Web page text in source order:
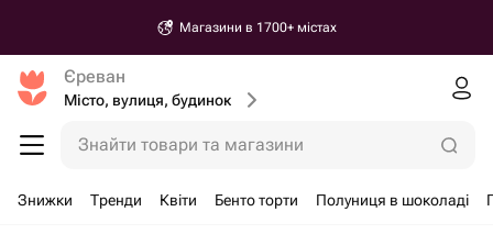
Магазини в 1700+ містах
Єреван
Місто, вулиця, будинок
Знайти товари та магазини
Знижки Тренди Квіти Бенто торти Полуниця в шоколаді